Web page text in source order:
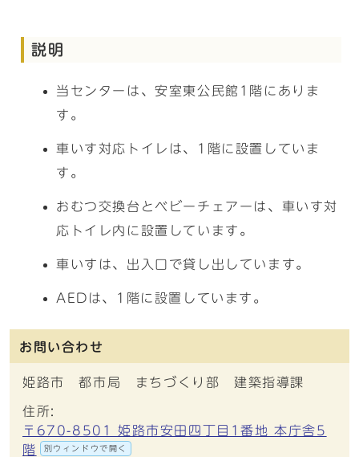
説明
当センターは、安室東公民館1階にありま
す。
車いす対応トイレは、1階に設置していま
す。
おむつ交換台とベビーチェアーは、車いす対
応トイレ内に設置しています。
車いすは、出入口で貸し出しています。
AEDは、1階に設置しています。
お問い合わせ
姫路市 都市局 まちづくり部 建築指導課
住所:
〒670-8501 姫路市安田四丁目1番地 本庁舎5
階
別ウィンドウで開く